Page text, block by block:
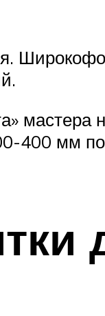
мастера
400 мм